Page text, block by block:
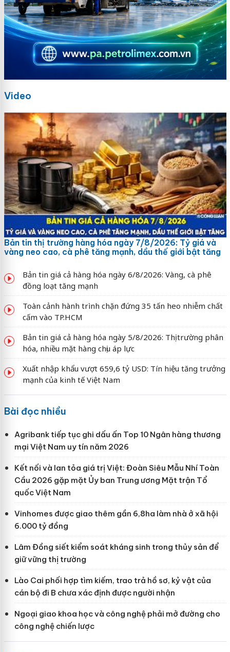
Video
Bản tin thị trường hàng hóa ngày 7/8/2026: Tỷ giá và
vàng neo cao, cà phê tăng mạnh, dầu thế giới bật tăng
Bản tin giá cả hàng hóa ngày 6/8/2026: Vàng, cà phê
đồng loạt tăng mạnh
Toàn cảnh hành trình chặn đứng 35 tấn heo nhiễm chất
cấm vào TP.HCM
Bản tin giá cả hàng hóa ngày 5/8/2026: Thị trường phân
hóa, nhiều mặt hàng chịu áp lực
Xuất nhập khẩu vượt 659,6 tỷ USD: Tín hiệu tăng trưởng
mạnh của kinh tế Việt Nam
Bài đọc nhiều
Agribank tiếp tục ghi dấu ấn Top 10 Ngân hàng thương
mại Việt Nam uy tín năm 2026
Kết nối và lan tỏa giá trị Việt: Đoàn Siêu Mẫu Nhí Toàn
Cầu 2026 gặp mặt Ủy ban Trung ương Mặt trận Tổ
quốc Việt Nam
Vinhomes được giao thêm gần 6,8ha làm nhà ở xã hội
6.000 tỷ đồng
Lâm Đồng siết kiểm soát kháng sinh trong thủy sản để
giữ vững thị trường
Lào Cai phối hợp tìm kiếm, trao trả hồ sơ, kỷ vật của
cán bộ đi B chưa xác định được người nhận
Ngoại giao khoa học và công nghệ phải mở đường cho
công nghệ chiến lược